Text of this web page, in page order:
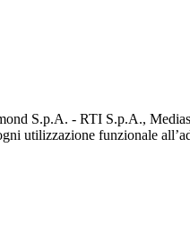
S.p.A. - RTI S.p.A.,
utilizzazione funzionale